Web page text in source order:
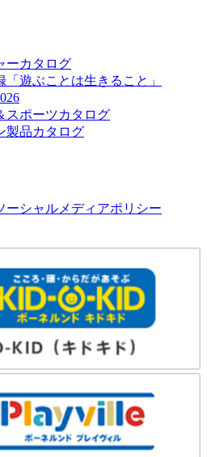
ーカタログ
遊ぶことは生きること」
スポーツカタログ
製品カタログ
ーシャルメディアポリシー